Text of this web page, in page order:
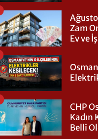
Zam
Ev ve
CHP
Kadın
Belli